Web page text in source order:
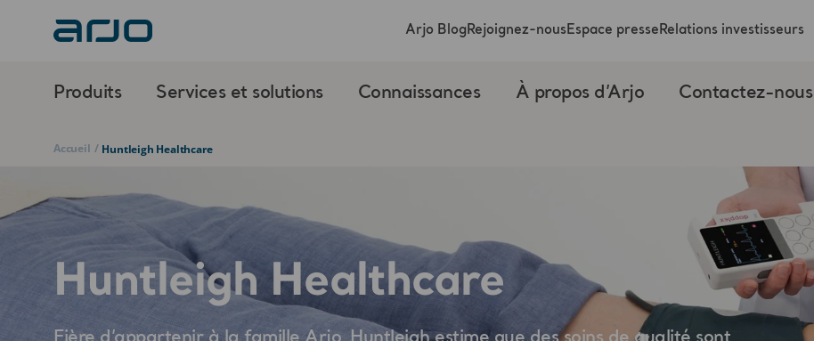
Produits Services et solutions Connaissances À propos d’Arjo Contactez-nous
Arjo BlogRejoignez-nousEspace presseRelations investisseurs
Accueil / Huntleigh Healthcare
Huntleigh Healthcare